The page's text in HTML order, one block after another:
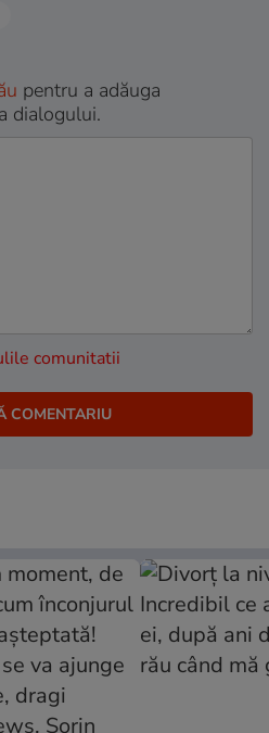
pentru a adăuga
dialogului.
comunitatii